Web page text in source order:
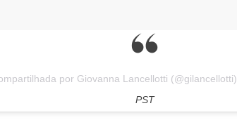
por Giovanna Lancellotti (@gilancellotti)
PST